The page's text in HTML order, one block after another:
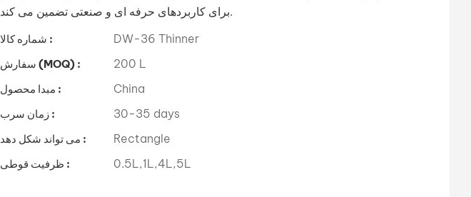
برای کاربردهای حرفه ای و صنعتی تضمین می کند.
شماره کالا : DW-36 Thinner
سفارش (MOQ) : 200 L
مبدا محصول : China
زمان سرب : 30-35 days
می تواند شکل دهد : Rectangle
ظرفیت قوطی : 0.5L,1L,4L,5L